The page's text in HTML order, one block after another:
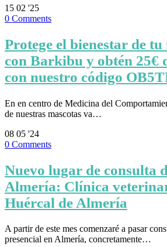
15 02 '25
0 Comments
Protege el bienestar de
con Barkibu y obtén 25€
con nuestro código
En en centro de Medicina del
de nuestras mascotas va…
08 05 '24
0 Comments
Nuevo lugar de consulta
Almería: Clínica
Huércal de Almería
A partir de este mes comenzaré a pasar
presencial en Almería, concretamente…